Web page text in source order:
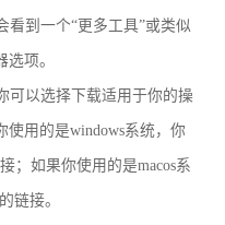
看到一个“更多工具”或类似
项。
可以选择下载适用于你的操
用的是windows系统，你
；如果你使用的是macos系
链接。